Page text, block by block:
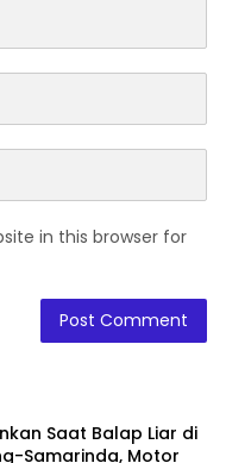
in this browser for
Saat Balap Liar di
Samarinda, Motor